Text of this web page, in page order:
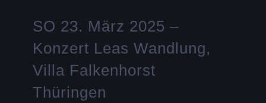
SO 23. März 2025 –
Konzert Leas Wandlung,
Villa Falkenhorst
Thüringen